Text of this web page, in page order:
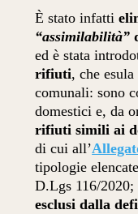
È stato infatti
“assimilabilità”
ed è stata
rifiuti, che
comunali: sono
domestici e, da
rifiuti simili ai
di cui all’
tipologie
D.Lgs 116/2020;
esclusi dalla